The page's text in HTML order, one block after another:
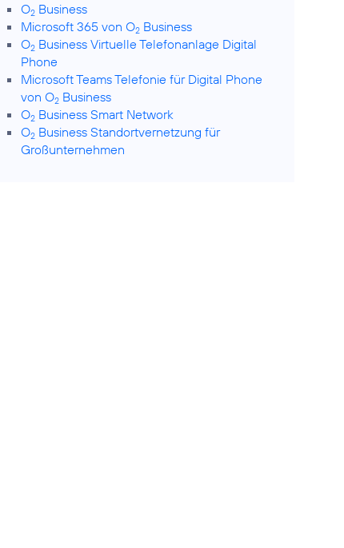
O2 Business
Microsoft 365 von O2 Business
O2 Business Virtuelle Telefonanlage Digital
Phone
Microsoft Teams Telefonie für Digital Phone
von O2 Business
O2 Business Smart Network
O2 Business Standortvernetzung für
Großunternehmen